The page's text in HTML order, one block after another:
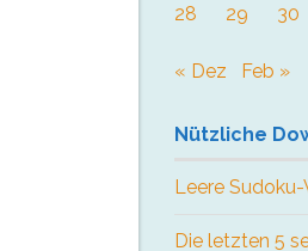
28
29 30
« Dez Feb »
Nützliche
Leere
Die letzten 5